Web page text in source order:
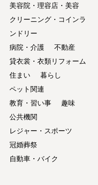
美容院・理容店・美容
クリーニング・コインラ
ンドリー
病院・介護
不動産
貸衣裳・衣類リフォーム
住まい
暮らし
ペット関連
教育・習い事
趣味
公共機関
レジャー・スポーツ
冠婚葬祭
自動車・バイク